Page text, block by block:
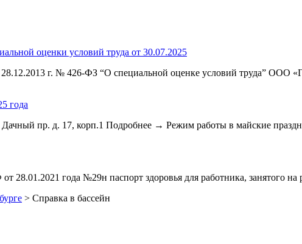
оценки условий труда от 30.07.2025
г. № 426-ФЗ “О специальной оценке условий труда” ООО
года
Дачный пр. д. 17, корп.1 Подробнее → Режим работы в майские
28.01.2021 года №29н паспорт здоровья для работника, занятого
> Справка в бассейн